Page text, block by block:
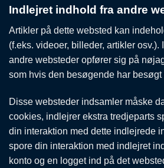
Indlejret indhold fra andre
Artikler på dette websted kan
(f.eks. videoer, billeder, artikler osv.).
andre websteder opfører sig på
som hvis den besøgende har besøgt
Disse websteder indsamler måske
cookies, indlejrer ekstra tredjeparts
din interaktion med dette indlejrede
spore din interaktion med indlejret
konto og en logget ind på det